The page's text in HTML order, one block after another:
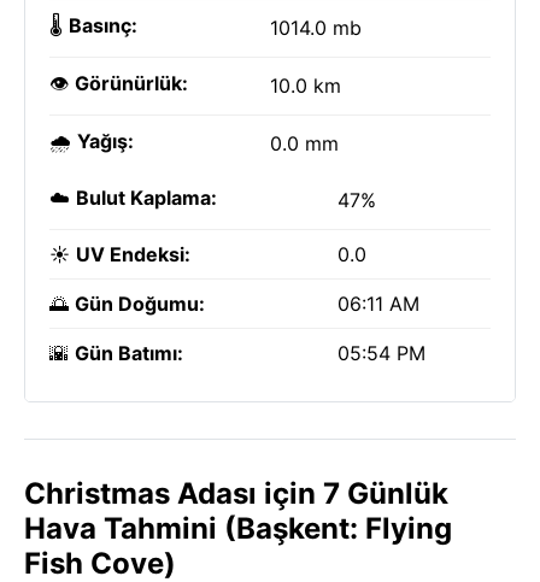
🌡️ Basınç: 1014.0 mb
👁️ Görünürlük: 10.0 km
🌧️ Yağış: 0.0 mm
☁️ Bulut Kaplama: 47%
☀️ UV Endeksi: 0.0
🌅 Gün Doğumu: 06:11 AM
🌇 Gün Batımı: 05:54 PM
Christmas Adası için 7 Günlük
Hava Tahmini (Başkent: Flying
Fish Cove)